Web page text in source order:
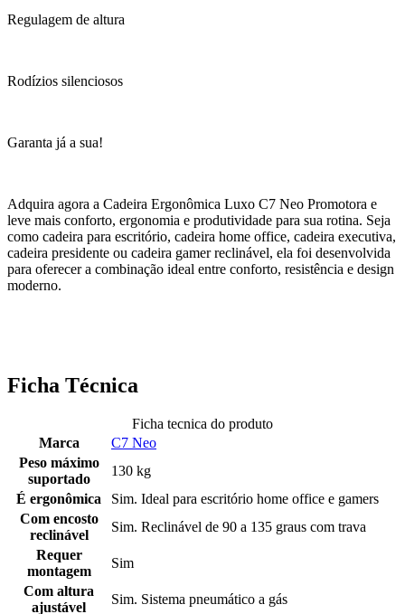
Regulagem de altura
Rodízios silenciosos
Garanta já a sua!
Adquira agora a Cadeira Ergonômica Luxo C7 Neo Promotora e
leve mais conforto, ergonomia e produtividade para sua rotina. Seja
como cadeira para escritório, cadeira home office, cadeira executiva,
cadeira presidente ou cadeira gamer reclinável, ela foi desenvolvida
para oferecer a combinação ideal entre conforto, resistência e design
moderno.
Ficha Técnica
Ficha tecnica do produto
Marca
C7 Neo
Peso máximo
suportado
130 kg
É ergonômica
Sim. Ideal para escritório home office e gamers
Com encosto
reclinável
Sim. Reclinável de 90 a 135 graus com trava
Requer
montagem
Sim
Com altura
ajustável
Sim. Sistema pneumático a gás